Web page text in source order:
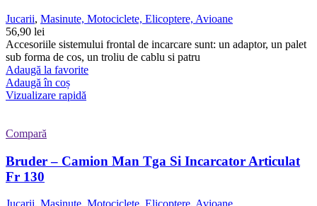
Jucarii, Masinute, Motociclete, Elicoptere, Avioane
56,90 lei
Accesoriile sistemului frontal de incarcare sunt: un adaptor, un palet
sub forma de cos, un troliu de cablu si patru
Adaugă la favorite
Adaugă în coș
Vizualizare rapidă
Compară
Bruder – Camion Man Tga Si Incarcator Articulat
Fr 130